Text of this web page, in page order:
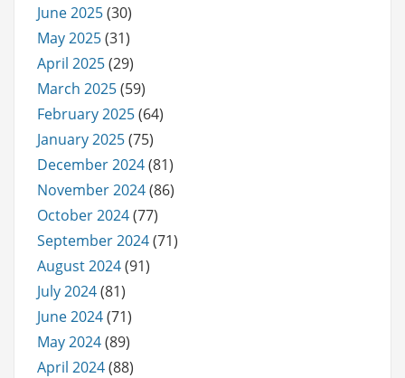
June 2025(30)
May 2025(31)
April 2025(29)
March 2025(59)
February 2025(64)
January 2025(75)
December 2024(81)
November 2024(86)
October 2024(77)
September 2024(71)
August 2024(91)
July 2024(81)
June 2024(71)
May 2024(89)
April 2024(88)